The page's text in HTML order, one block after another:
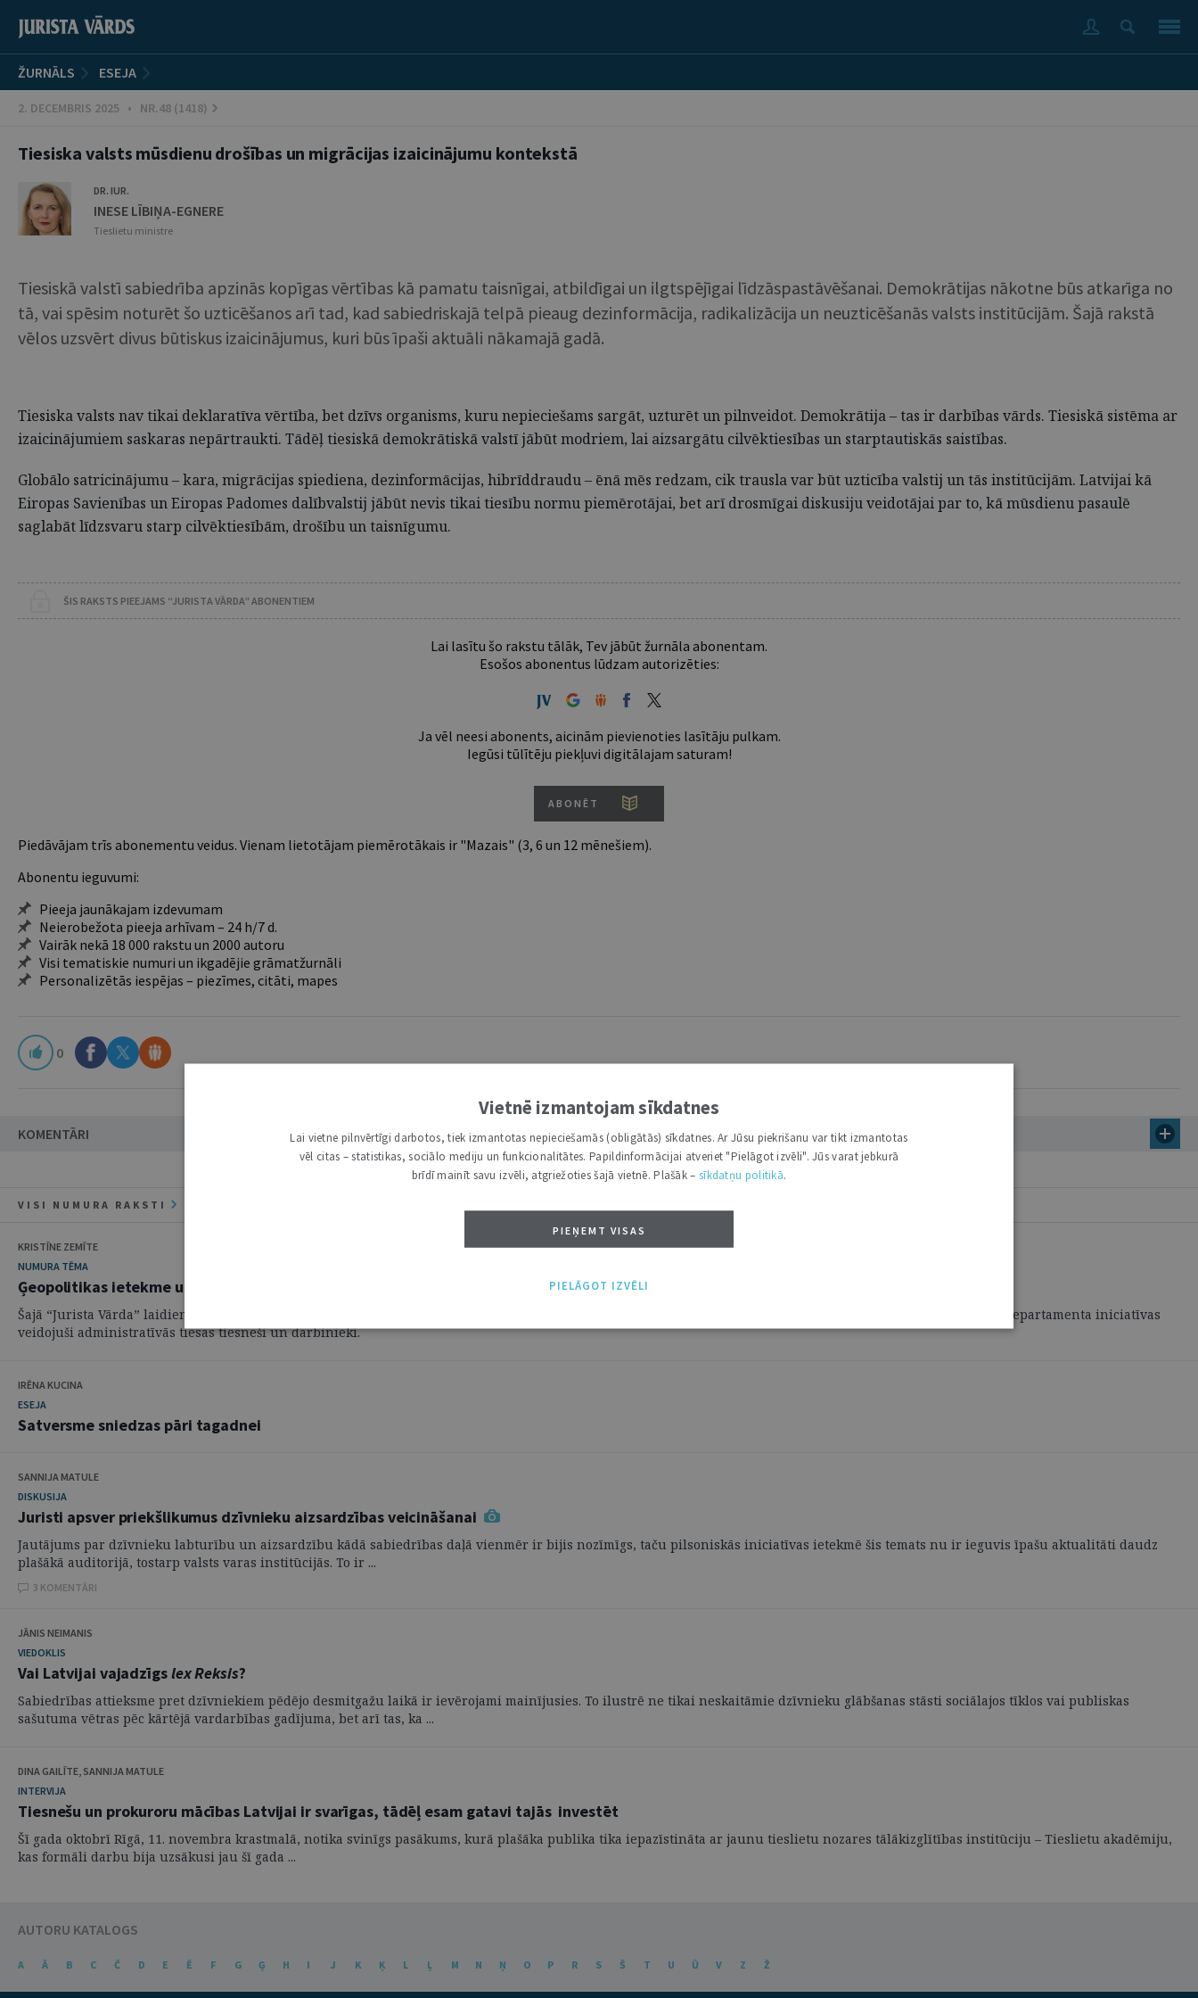
ŽURNĀLS ESEJA
2. DECEMBRIS 2025 • NR.48 (1418)
Tiesiska valsts mūsdienu drošības un migrācijas izaicinājumu kontekstā
DR. IUR.
INESE LĪBIŅA-EGNERE
Tieslietu ministre
Tiesiskā valstī sabiedrība apzinās kopīgas vērtības kā pamatu taisnīgai, atbildīgai un ilgtspējīgai līdzāspastāvēšanai. Demokrātijas nākotne būs atkarīga no
tā, vai spēsim noturēt šo uzticēšanos arī tad, kad sabiedriskajā telpā pieaug dezinformācija, radikalizācija un neuzticēšanās valsts institūcijām. Šajā rakstā
vēlos uzsvērt divus būtiskus izaicinājumus, kuri būs īpaši aktuāli nākamajā gadā.
Tiesiska valsts nav tikai deklaratīva vērtība, bet dzīvs organisms, kuru nepieciešams sargāt, uzturēt un pilnveidot. Demokrātija – tas ir darbības vārds. Tiesiskā sistēma ar
izaicinājumiem saskaras nepārtraukti. Tādēļ tiesiskā demokrātiskā valstī jābūt modriem, lai aizsargātu cilvēktiesības un starptautiskās saistības.
Globālo satricinājumu – kara, migrācijas spiediena, dezinformācijas, hibrīddraudu – ēnā mēs redzam, cik trausla var būt uzticība valstij un tās institūcijām. Latvijai kā
Eiropas Savienības un Eiropas Padomes dalībvalstij jābūt nevis tikai tiesību normu piemērotājai, bet arī drosmīgai diskusiju veidotājai par to, kā mūsdienu pasaulē
saglabāt līdzsvaru starp cilvēktiesībām, drošību un taisnīgumu.
ŠIS RAKSTS PIEEJAMS “JURISTA VĀRDA” ABONENTIEM
Lai lasītu šo rakstu tālāk, Tev jābūt žurnāla abonentam.
Esošos abonentus lūdzam autorizēties:
Ja vēl neesi abonents, aicinām pievienoties lasītāju pulkam.
Iegūsi tūlītēju piekļuvi digitālajam saturam!
ABONĒT
Piedāvājam trīs abonementu veidus. Vienam lietotājam piemērotākais ir "Mazais" (3, 6 un 12 mēnešiem).
Abonentu ieguvumi:
Pieeja jaunākajam izdevumam
Neierobežota pieeja arhīvam – 24 h/7 d.
Vairāk nekā 18 000 rakstu un 2000 autoru
Visi tematiskie numuri un ikgadējie grāmatžurnāli
Personalizētās iespējas – piezīmes, citāti, mapes
0
KOMENTĀRI
VISI NUMURA RAKSTI
KRISTĪNE ZEMĪTE
NUMURA TĒMA
Ģeopolitikas ietekme uz tiesas spriešanu
Šajā “Jurista Vārda” laidienā tiek publicēta piecu rakstu kopa, kas veltīta tiesību piemērošanai ģeopolitiskajos apstākļos un ko pēc Senāta Administratīvo lietu departamenta iniciatīvas
veidojuši administratīvās tiesas tiesneši un darbinieki.
IRĒNA KUCINA
ESEJA
Satversme sniedzas pāri tagadnei
SANNIJA MATULE
DISKUSIJA
Juristi apsver priekšlikumus dzīvnieku aizsardzības veicināšanai
Jautājums par dzīvnieku labturību un aizsardzību kādā sabiedrības daļā vienmēr ir bijis nozīmīgs, taču pilsoniskās iniciatīvas ietekmē šis temats nu ir ieguvis īpašu aktualitāti daudz
plašākā auditorijā, tostarp valsts varas institūcijās. To ir ...
3 KOMENTĀRI
JĀNIS NEIMANIS
VIEDOKLIS
Vai Latvijai vajadzīgslex Reksis?
Sabiedrības attieksme pret dzīvniekiem pēdējo desmitgažu laikā ir ievērojami mainījusies. To ilustrē ne tikai neskaitāmie dzīvnieku glābšanas stāsti sociālajos tīklos vai publiskas
sašutuma vētras pēc kārtējā vardarbības gadījuma, bet arī tas, ka ...
DINA GAILĪTE, SANNIJA MATULE
INTERVIJA
Tiesnešu un prokuroru mācības Latvijai ir svarīgas, tādēļ esam gatavi tajās investēt
Šī gada oktobrī Rīgā, 11. novembra krastmalā, notika svinīgs pasākums, kurā plašāka publika tika iepazīstināta ar jaunu tieslietu nozares tālākizglītības institūciju – Tieslietu akadēmiju,
kas formāli darbu bija uzsākusi jau šī gada ...
AUTORU KATALOGS
A Ā B C Č D E Ē F G Ģ H I J K Ķ L Ļ M N Ņ O P R S Š T U Ū V Z Ž
Vietnē izmantojam sīkdatnes
Lai vietne pilnvērtīgi darbotos, tiek izmantotas nepieciešamās (obligātās) sīkdatnes. Ar Jūsu piekrišanu var tikt izmantotas
vēl citas – statistikas, sociālo mediju un funkcionalitātes. Papildinformācijai atveriet "Pielāgot izvēli". Jūs varat jebkurā
brīdī mainīt savu izvēli, atgriežoties šajā vietnē. Plašāk – sīkdatņu politikā.
PIEŅEMT VISAS
PIELĀGOT IZVĒLI